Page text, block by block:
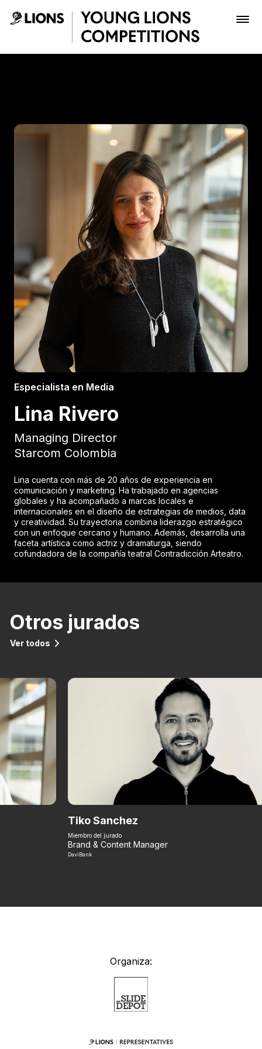
Saltar al contenido principal
Inscribir
Boletería
Especialista en Media
Lina Rivero
Managing Director
Starcom Colombia
Lina cuenta con más de 20 años de experiencia en
comunicación y marketing. Ha trabajado en agencias
globales y ha acompañado a marcas locales e
internacionales en el diseño de estrategias de medios, data
y creatividad. Su trayectoria combina liderazgo estratégico
con un enfoque cercano y humano. Además, desarrolla una
faceta artística como actriz y dramaturga, siendo
cofundadora de la compañía teatral Contradicción Arteatro.
Otros jurados
Ver todos
Tiko Sanchez
Miembro del jurado
Brand & Content Manager
DaviBank
Organiza: